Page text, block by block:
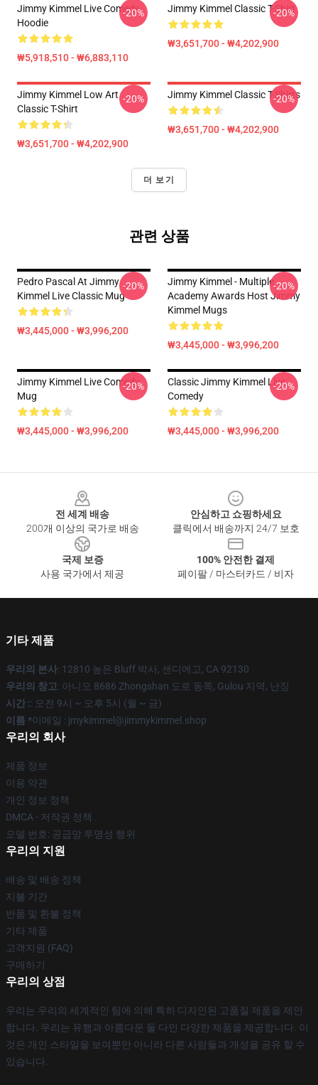
Jimmy Kimmel Live Comedy
Hoodie
₩5,918,510 - ₩6,883,110
-20% Jimmy Kimmel Classic T-Shirt
₩3,651,700 - ₩4,202,900
-20%
Jimmy Kimmel Low Art
Classic T-Shirt
₩3,651,700 - ₩4,202,900
-20% Jimmy Kimmel Classic T-Shirts
₩3,651,700 - ₩4,202,900
-20%
더 보기
관련 상품
Pedro Pascal At Jimmy
Kimmel Live Classic Mug
₩3,445,000 - ₩3,996,200
-20%
Jimmy Kimmel - Multiple
Academy Awards Host Jimmy
Kimmel Mugs
₩3,445,000 - ₩3,996,200
-20%
Jimmy Kimmel Live Comedy
Mug
₩3,445,000 - ₩3,996,200
-20%
Classic Jimmy Kimmel Live
Comedy
₩3,445,000 - ₩3,996,200
-20%
전 세계 배송
200개 이상의 국가로 배송
안심하고 쇼핑하세요
클릭에서 배송까지 24/7 보호
국제 보증
사용 국가에서 제공
100% 안전한 결제
페이팔 / 마스터카드 / 비자
기타 제품
우리의 본사: 12810 높은 Bluff 박사, 샌디에고, CA 92130
우리의 창고: 아니오 8686 Zhongshan 도로 동쪽, Gulou 지역, 난징
시간 :: 오전 9시 ~ 오후 5시 (월 ~ 금)
이름 *이메일 : jmykimmel@jimmykimmel.shop
우리의 회사
제품 정보
이용 약관
개인 정보 정책
DMCA - 저작권 정책
모델 번호: 공급망 투명성 행위
우리의 지원
배송 및 배송 정책
지불 기간
반품 및 환불 정책
기타 제품
고객지원 (FAQ)
구매하기
우리의 상점
우리는 우리의 세계적인 팀에 의해 특히 디자인된 고품질 제품을 제안
합니다. 우리는 유행과 아름다운 둘 다인 다양한 제품을 제공합니다. 이
것은 개인 스타일을 보여뿐만 아니라 다른 사람들과 개성을 공유 할 수
있습니다.